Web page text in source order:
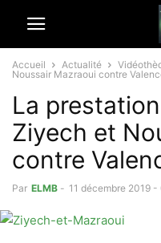
Accueil Actualité
Noussair Mazraoui contre
La
Ziyech et
contre
Par ELMB - 11 décembre 2019 -